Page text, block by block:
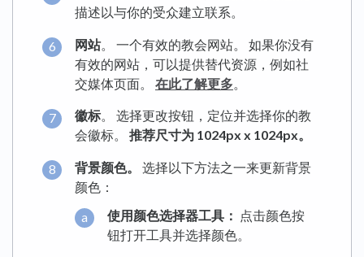
描述以与你的受众建立联系。
网站。 一个有效的教会网站。 如果你没有
有效的网站，可以提供替代资源，例如社
交媒体页面。 在此了解更多。
徽标。 选择更改按钮，定位并选择你的教
会徽标。 推荐尺寸为 1024px x 1024px。
背景颜色。
选择以下方法之一来更新背景
颜色：
使用颜色选择器工具： 点击颜色按
钮打开工具并选择颜色。